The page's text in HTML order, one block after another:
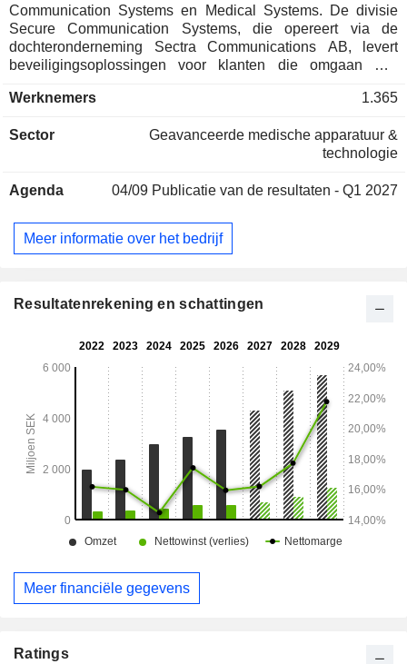
Communication Systems en Medical Systems. De divisie
Secure Communication Systems, die opereert via de
dochteronderneming Sectra Communications AB, levert
beveiligingsoplossingen voor klanten die omgaan met
defensiedepartementen en kritieke maatschappelijke
opereert via dochteronderneming Sectra Imtec AB, biedt IT-
oplossingen, softwarelicenties, service- en
en trainingen voor openbare en particuliere zorgverleners.
via partners. Op 30 april 2012 had het bedrijf zes directe
dochterondernemingen in volledig eigendom en 13 indirecte
Werknemers 1.365
Sector
Geavanceerde medische apparatuur &
technologie
Agenda 04/09 Publicatie van de resultaten - Q1 2027
Meer informatie over het bedrijf
Resultatenrekening en schattingen
Meer financiële gegevens
Ratings